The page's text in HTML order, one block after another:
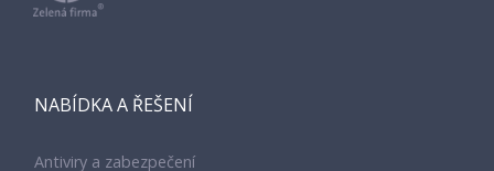
NABÍDKA A ŘEŠENÍ
Antiviry a zabezpečení